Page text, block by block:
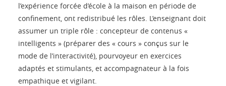
l’expérience forcée d’école à la maison en période de
confinement, ont redistribué les rôles. L’enseignant doit
assumer un triple rôle : concepteur de contenus «
intelligents » (préparer des « cours » conçus sur le
mode de l’interactivité), pourvoyeur en exercices
adaptés et stimulants, et accompagnateur à la fois
empathique et vigilant.